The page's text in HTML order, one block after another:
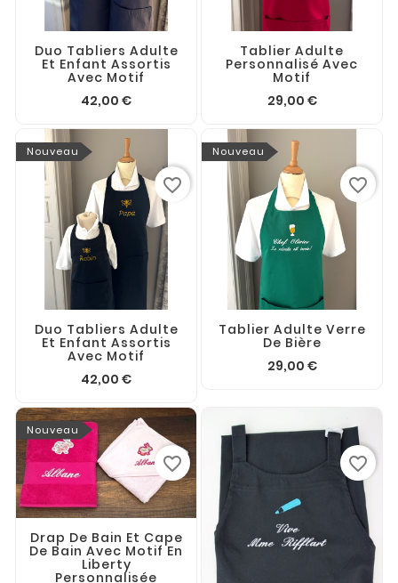
Duo Tabliers Adulte
Et Enfant Assortis
Avec Motif
42,00 €
Tablier Adulte
Personnalisé Avec
Motif
29,00 €
Nouveau
Duo Tabliers Adulte
Et Enfant Assortis
Avec Motif
42,00 €
favorite_border
Nouveau
Tablier Adulte Verre
De Bière
29,00 €
favorite_border
Nouveau
Drap De Bain Et Cape
De Bain Avec Motif En
Liberty
Personnalisée
favorite_border favorite_border